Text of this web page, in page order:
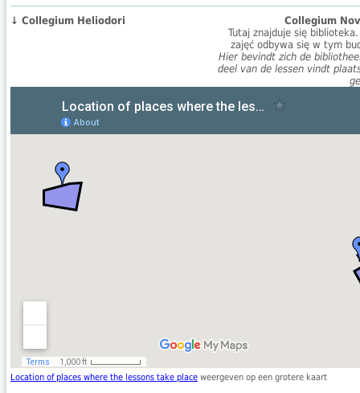
↓ Collegium Heliodori
Collegium
Tutaj znajduje się biblioteka.
zajęć odbywa się w tym
Hier bevindt zich de
deel van de lessen vindt
Location of places where the lessons take place weergeven op een grotere kaart